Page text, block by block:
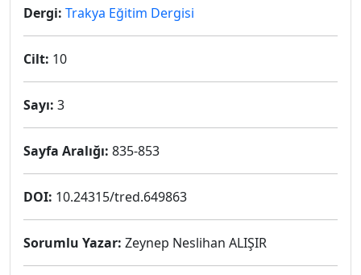
Dergi: Trakya Eğitim Dergisi
Cilt: 10
Sayı: 3
Sayfa Aralığı: 835-853
DOI: 10.24315/tred.649863
Sorumlu Yazar: Zeynep Neslihan ALIŞIR